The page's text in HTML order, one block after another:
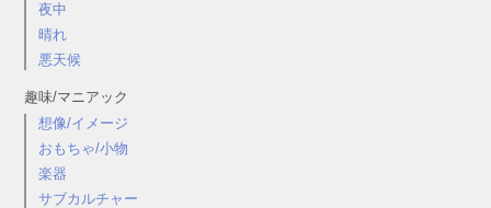
夜中
晴れ
悪天候
趣味/マニアック
想像/イメージ
おもちゃ/小物
楽器
サブカルチャー